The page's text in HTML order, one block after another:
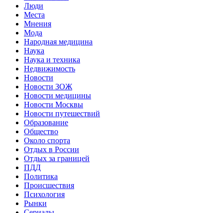
Люди
Места
Мнения
Мода
Народная медицина
Наука
Наука и техника
Недвижимость
Новости
Новости ЗОЖ
Новости медицины
Новости Москвы
Новости путешествий
Образование
Общество
Около спорта
Отдых в России
Отдых за границей
ПДД
Политика
Происшествия
Психология
Рынки